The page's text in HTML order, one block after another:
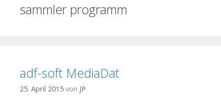
sammler programm
adf-soft MediaDat
25. April 2015 von JP